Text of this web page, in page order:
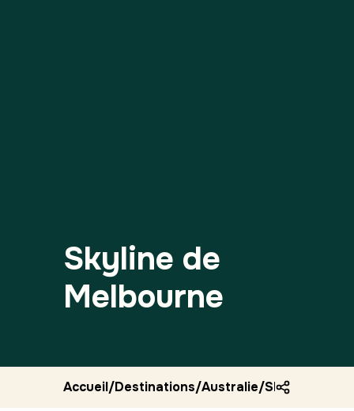
Skyline de
Melbourne
Accueil/Destinations/Australie/Skyline de